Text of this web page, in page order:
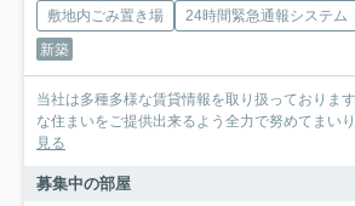
敷地内ごみ置き場
24時間緊急通報システム
新築
当社は多種多様な賃貸情報を取り扱っておりま
な住まいをご提供出来るよう全力で努めてまい
見る
募集中の部屋